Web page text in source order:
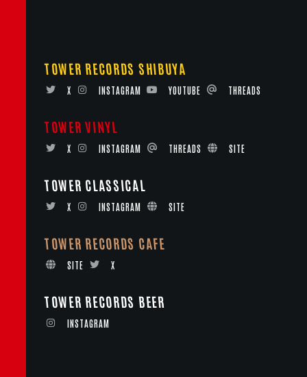
TOWER RECORDS SHIBUYA
X INSTAGRAM YOUTUBE THREADS
TOWER VINYL
X INSTAGRAM THREADS SITE
TOWER CLASSICAL
X INSTAGRAM SITE
TOWER RECORDS CAFE
SITE X
TOWER RECORDS BEER
INSTAGRAM